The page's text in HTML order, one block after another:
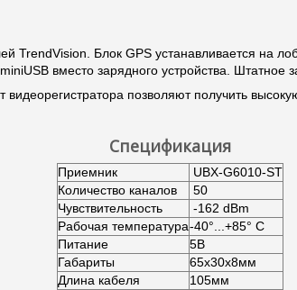
TrendVision. Блок GPS устанавливается на
вместо зарядного устройства. Штатное
видеорегистратора позволяют получить
Спецификация
Приемник
UBX-G6010-ST
Количество каналов
50
Чувствительность
-162 dBm
Рабочая температура-40°...+85° С
Питание
5В
Габариты
65х30х8мм
Длина кабеля
105мм